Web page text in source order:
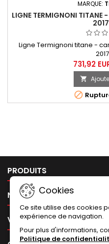
MARQUE:
LIGNE TERMIGNONI TITANE
Ligne Termignoni titane -
731,92


PRODUITS
NOTRE SOCIÉTÉ
VOTRE COMPTE
Cookies
Ce site utilise des cookies
expérience de navigation.
Pour plus d'informations,
Politique de